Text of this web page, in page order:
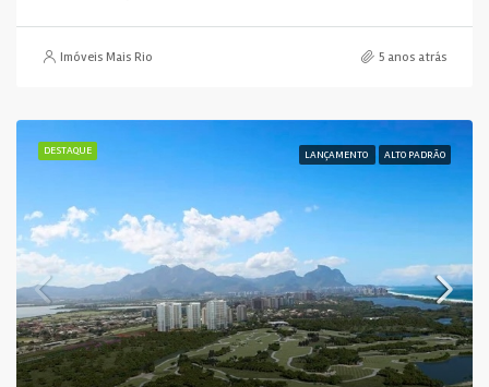
Imóveis Mais Rio 5 anos atrás
DESTAQUE LANÇAMENTO ALTO PADRÃO